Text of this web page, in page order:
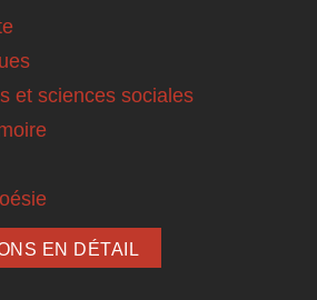
et sciences sociales
EN DÉTAIL